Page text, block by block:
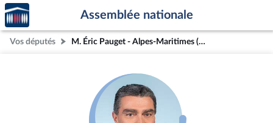
Aller au contenu
Aller en bas de la page
Accèder
à la
page
d'accueil
Assemblée nationale
Vos députés M. Éric Pauget - Alpes-Maritimes (7e circonscription)